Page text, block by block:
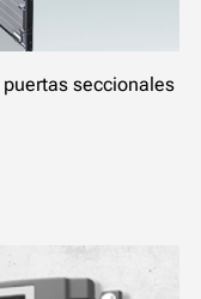
puertas seccionales